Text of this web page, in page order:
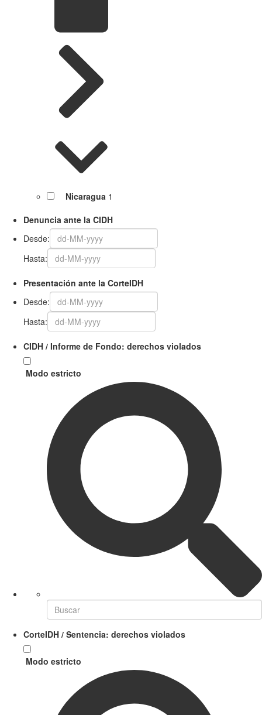
Nicaragua 1
Denuncia ante la CIDH
Desde:
Hasta:
Presentación ante la CorteIDH
Desde:
Hasta:
CIDH / Informe de Fondo: derechos violados
Modo estricto
CorteIDH / Sentencia: derechos violados
Modo estricto